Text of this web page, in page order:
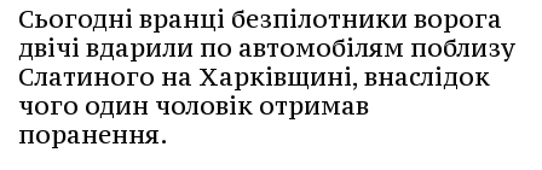
Сьогодні вранці безпілотники ворога
двічі вдарили по автомобілям поблизу
Слатиного на Харківщині, внаслідок
чого один чоловік отримав
поранення.